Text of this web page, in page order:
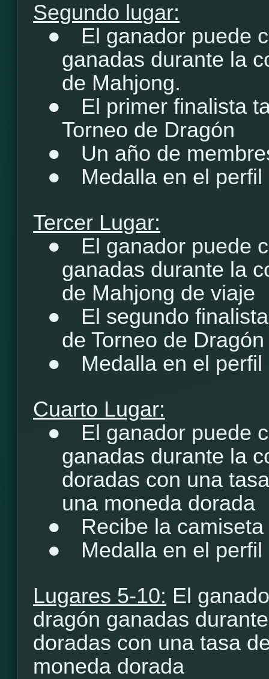
Segundo lugar:
●
El ganador puede
ganadas durante la
de Mahjong.
●
El primer finalista
Torneo de Dragón
●
Un año de
●
Medalla en el
Tercer Lugar:
●
El ganador puede
ganadas durante la
de Mahjong de viaje
●
El segundo
de Torneo de Dragón
●
Medalla en el
Cuarto Lugar:
●
El ganador puede
ganadas durante la
doradas con una
una moneda dorada
●
Recibe la
●
Medalla en el
Lugares 5-10: El
dragón ganadas
doradas con una tasa
moneda dorada